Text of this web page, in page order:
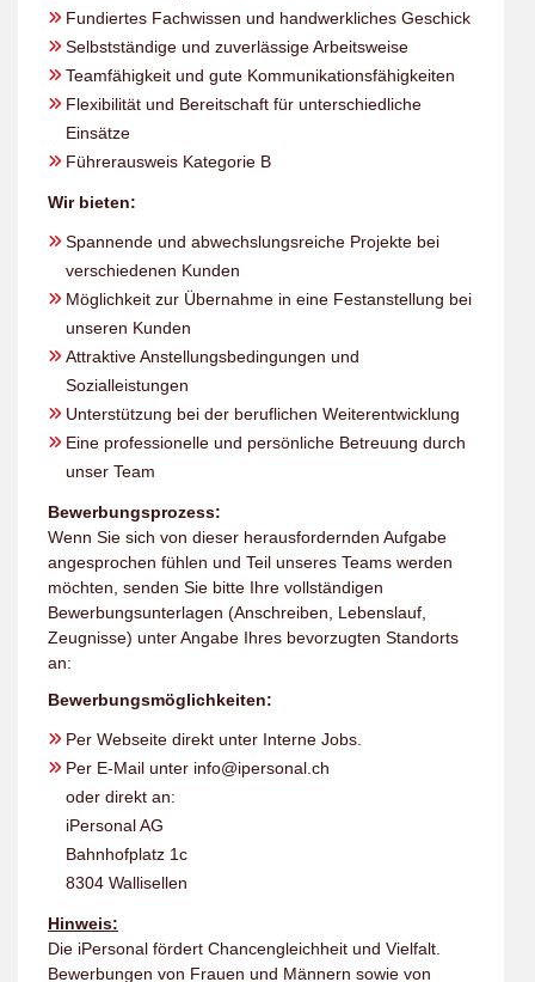
Fundiertes Fachwissen und handwerkliches Geschick
Selbstständige und zuverlässige Arbeitsweise
Teamfähigkeit und gute Kommunikationsfähigkeiten
Flexibilität und Bereitschaft für unterschiedliche
Einsätze
Führerausweis Kategorie B
Wir bieten:
Spannende und abwechslungsreiche Projekte bei
verschiedenen Kunden
Möglichkeit zur Übernahme in eine Festanstellung bei
unseren Kunden
Attraktive Anstellungsbedingungen und
Sozialleistungen
Unterstützung bei der beruflichen Weiterentwicklung
Eine professionelle und persönliche Betreuung durch
unser Team
Bewerbungsprozess:
Wenn Sie sich von dieser herausfordernden Aufgabe
angesprochen fühlen und Teil unseres Teams werden
möchten, senden Sie bitte Ihre vollständigen
Bewerbungsunterlagen (Anschreiben, Lebenslauf,
Zeugnisse) unter Angabe Ihres bevorzugten Standorts
an:
Bewerbungsmöglichkeiten:
Per Webseite direkt unter Interne Jobs.
Per E-Mail unter info@ipersonal.ch
oder direkt an:
iPersonal AG
Bahnhofplatz 1c
8304 Wallisellen
Hinweis:
Die iPersonal fördert Chancengleichheit und Vielfalt.
Bewerbungen von Frauen und Männern sowie von